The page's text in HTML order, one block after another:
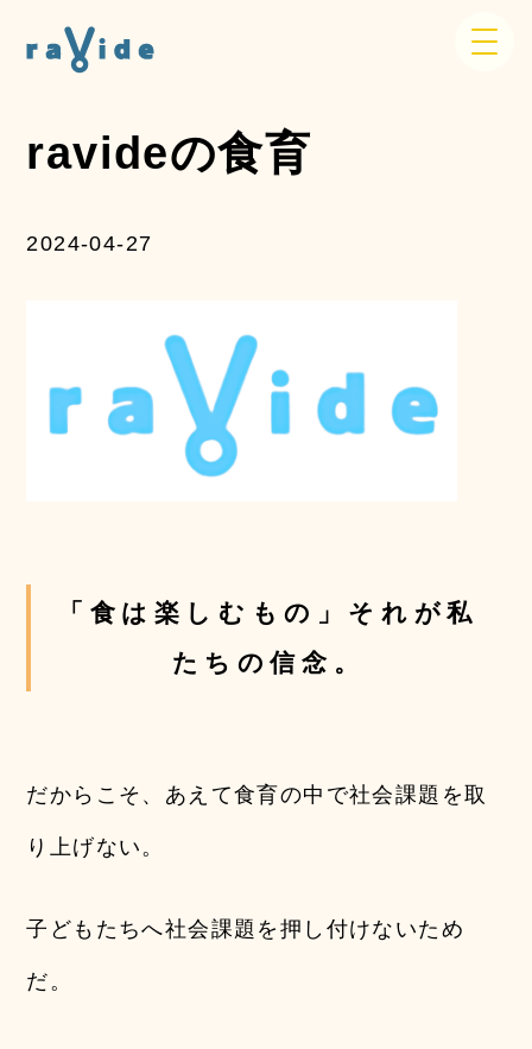
ravideの食育
2024-04-27
「食は楽しむもの」それが私
たちの信念。
だからこそ、あえて食育の中で社会課題を取
り上げない。
子どもたちへ社会課題を押し付けないため
だ。